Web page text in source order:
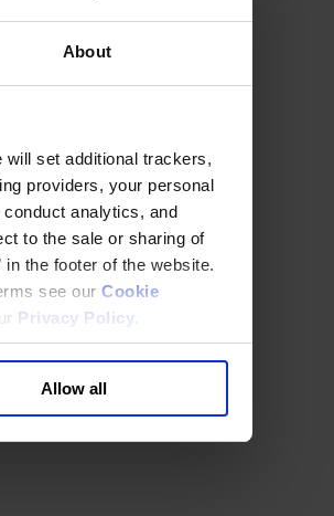
About
will set additional trackers,
providers, your personal
analytics, and
to the sale or sharing of
the footer of the website.
see our Cookie
Privacy Policy
Allow all